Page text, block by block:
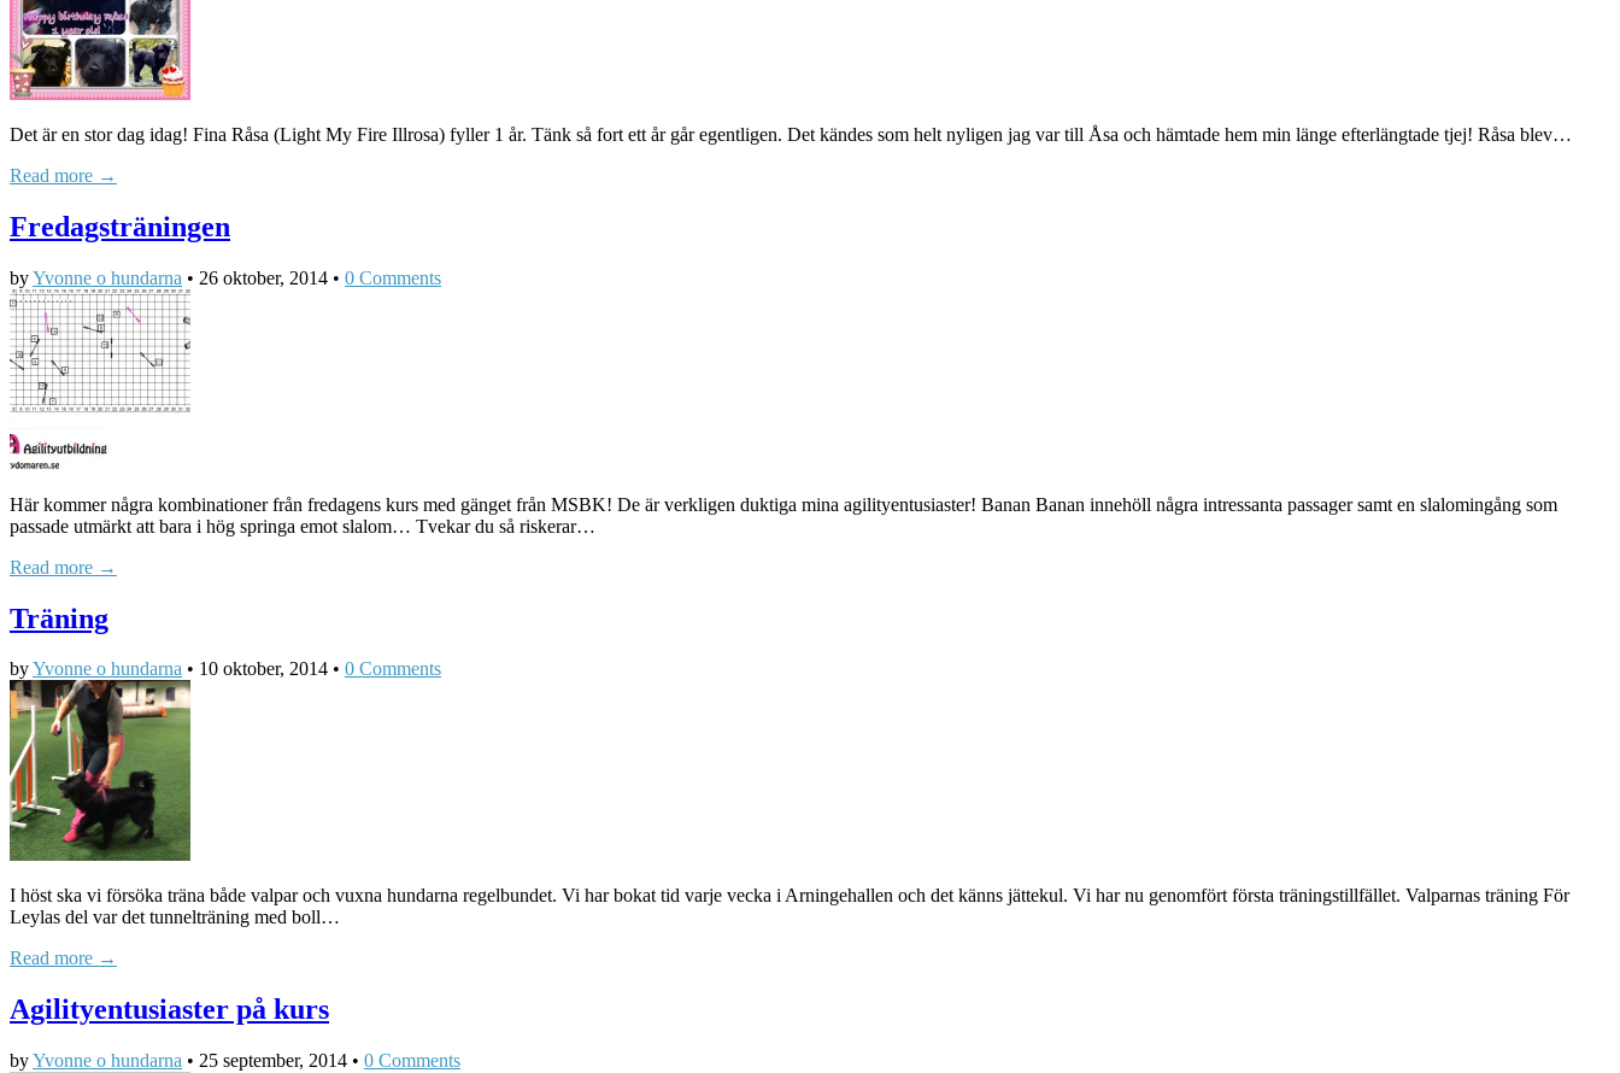
Det är en stor dag idag! Fina Råsa (Light My Fire Illrosa) fyller 1 år. Tänk så fort ett år går egentligen. Det kändes som helt nyligen jag var till Åsa och hämtade hem min länge efterlängtade tjej! Råsa blev…
Read more →
Fredagsträningen
byYvonne o hundarna • 26 oktober, 2014 • 0 Comments
Här kommer några kombinationer från fredagens kurs med gänget från MSBK! De är verkligen duktiga mina agilityentusiaster! Banan Banan innehöll några intressanta passager samt en slalomingång som
passade utmärkt att bara i hög springa emot slalom… Tvekar du så riskerar…
Read more →
Träning
byYvonne o hundarna • 10 oktober, 2014 • 0 Comments
I höst ska vi försöka träna både valpar och vuxna hundarna regelbundet. Vi har bokat tid varje vecka i Arningehallen och det känns jättekul. Vi har nu genomfört första träningstillfället. Valparnas träning För
Leylas del var det tunnelträning med boll…
Read more →
Agilityentusiaster på kurs
byYvonne o hundarna • 25 september, 2014 • 0 Comments